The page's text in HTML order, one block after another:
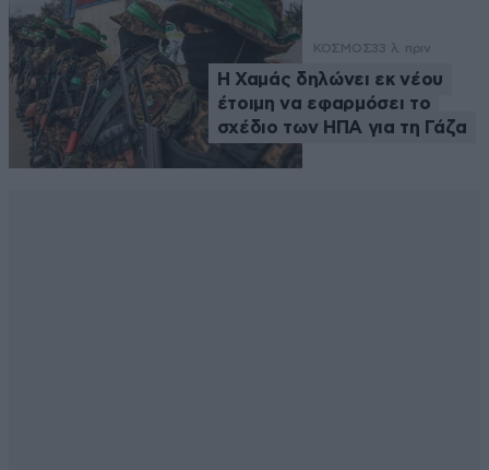
ΚΟΣΜΟΣ33 λ. πριν
Η Χαμάς δηλώνει εκ νέου
έτοιμη να εφαρμόσει το
σχέδιο των ΗΠΑ για τη Γάζα